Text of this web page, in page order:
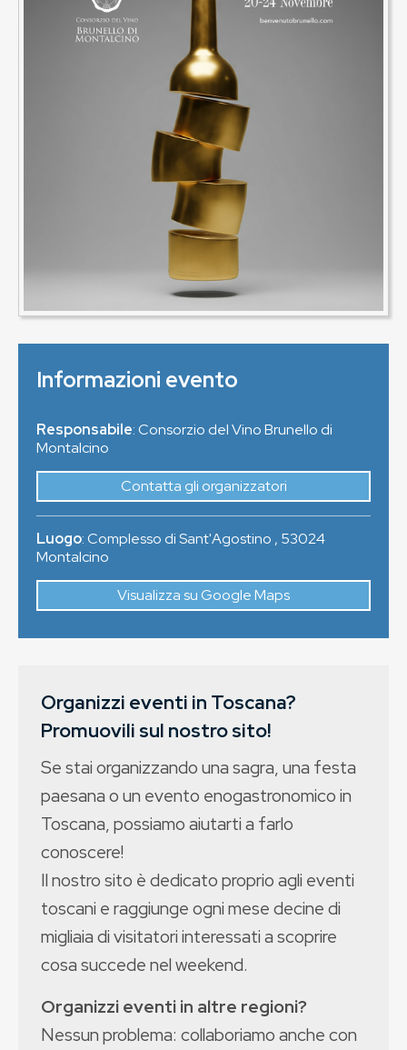
Informazioni evento
Responsabile: Consorzio del Vino Brunello di
Montalcino
Contatta gli organizzatori
Luogo:Complesso di Sant'Agostino , 53024
Montalcino
Visualizza su Google Maps
Organizzi eventi in Toscana?
Promuovili sul nostro sito!
Se stai organizzando una sagra, una festa
paesana o un evento enogastronomico in
Toscana, possiamo aiutarti a farlo
conoscere!
Il nostro sito è dedicato proprio agli eventi
toscani e raggiunge ogni mese decine di
migliaia di visitatori interessati a scoprire
cosa succede nel weekend.
Organizzi eventi in altre regioni?
Nessun problema: collaboriamo anche con